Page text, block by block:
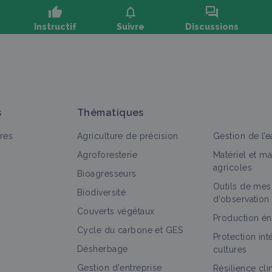
thumb_up
Instructif
notifications
Suivre
forum
Discussions
Portail thématique Objectif
Agroforesterie
Portail thématique
Thématiques
Agriculture de précision
Agroforesterie
Bioagresseurs
Biodiversité
Couverts végétaux
Cycle du carbone et GES
Désherbage
Gestion d'entreprise
Gestion de
Matériel et
agricoles
Outils de
d’observation
Production
Protection
cultures
Résilience